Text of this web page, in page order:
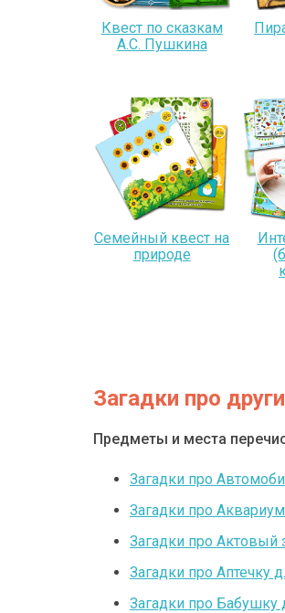
Квест по сказкам
А.С. Пушкина
Семейный квест на
природе
Загадки про
Предметы и места
Загадки про
Загадки про
Загадки про Актовый
Загадки про Аптечку
Загадки про Бабушку